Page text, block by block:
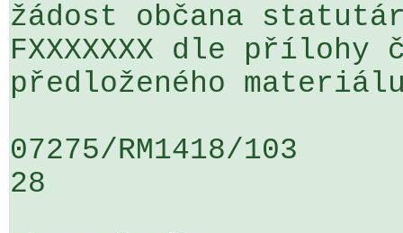
žádost občana
FXXXXXXX dle
předloženého
07275/RM1418/
28